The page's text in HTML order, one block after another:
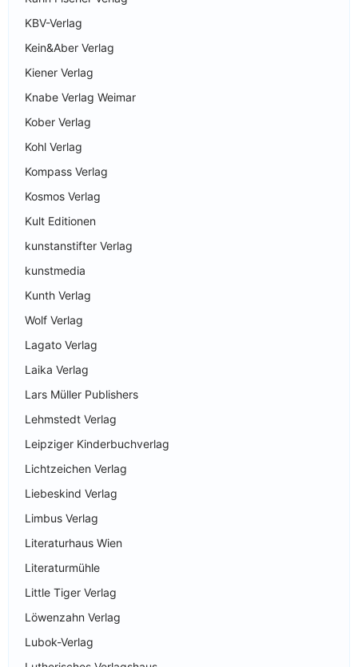
KBV-Verlag
Kein&Aber Verlag
Kiener Verlag
Knabe Verlag Weimar
Kober Verlag
Kohl Verlag
Kompass Verlag
Kosmos Verlag
Kult Editionen
kunstanstifter Verlag
kunstmedia
Kunth Verlag
Wolf Verlag
Lagato Verlag
Laika Verlag
Lars Müller Publishers
Lehmstedt Verlag
Leipziger Kinderbuchverlag
Lichtzeichen Verlag
Liebeskind Verlag
Limbus Verlag
Literaturhaus Wien
Literaturmühle
Little Tiger Verlag
Löwenzahn Verlag
Lubok-Verlag